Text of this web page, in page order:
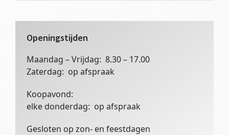
Openingstijden
Maandag – Vrijdag: 8.30 – 17.00
Zaterdag: op afspraak
Koopavond:
elke donderdag: op afspraak
Gesloten op zon- en feestdagen